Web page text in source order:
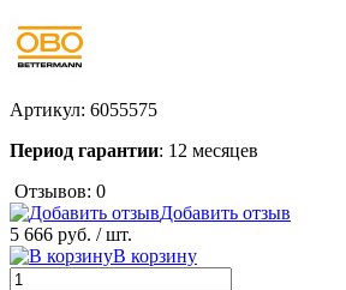
Артикул: 6055575
Период гарантии: 12 месяцев
Отзывов: 0
Добавить отзыв
5 666 руб. / шт.
В корзину